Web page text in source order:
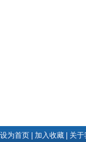
设为首页 加入收藏 关于